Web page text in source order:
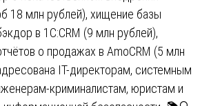
18 млн рублей), хищение базы
в 1С:CRM (9 млн рублей),
о продажах в AmoCRM (5 млн
IT-директорам, системным
криминалистам, юристам и